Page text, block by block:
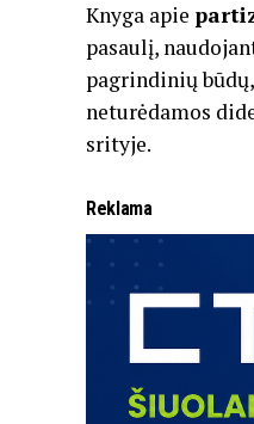
Knyga apie
pasaulį,
pagrindinių
neturėdamos
srityje.
Reklama